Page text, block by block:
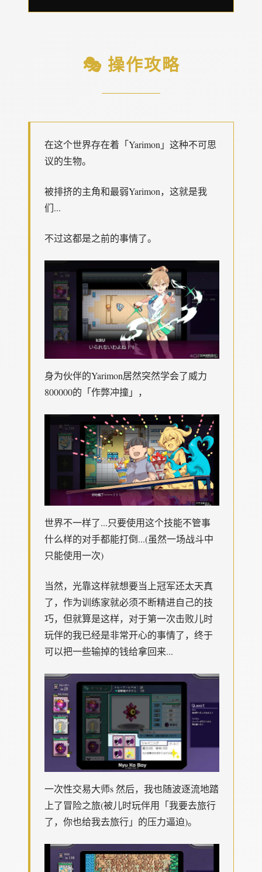
🎭 操作攻略
在这个世界存在着「Yarimon」这种不可思
议的生物。
被排挤的主角和最弱Yarimon，这就是我
们...
不过这都是之前的事情了。
身为伙伴的Yarimon居然突然学会了威力
800000的「作弊冲撞」，
世界不一样了...只要使用这个技能不管事
什么样的对手都能打倒...(虽然一场战斗中
只能使用一次)
当然，光靠这样就想要当上冠军还太天真
了，作为训练家就必须不断精进自己的技
巧，但就算是这样，对于第一次击败儿时
玩伴的我已经是非常开心的事情了，终于
可以把一些输掉的钱给拿回来...
一次性交易大师s 然后，我也随波逐流地踏
上了冒险之旅(被儿时玩伴用「我要去旅行
了，你也给我去旅行」的压力逼迫)。